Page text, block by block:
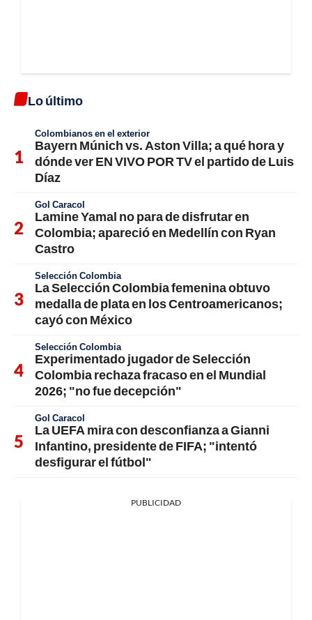
Lo último
Colombianos en el exterior
Bayern Múnich vs. Aston Villa; a qué hora y
dónde ver EN VIVO POR TV el partido de Luis
Díaz
Gol Caracol
Lamine Yamal no para de disfrutar en
Colombia; apareció en Medellín con Ryan
Castro
Selección Colombia
La Selección Colombia femenina obtuvo
medalla de plata en los Centroamericanos;
cayó con México
Selección Colombia
Experimentado jugador de Selección
Colombia rechaza fracaso en el Mundial
2026; "no fue decepción"
Gol Caracol
La UEFA mira con desconfianza a Gianni
Infantino, presidente de FIFA; "intentó
desfigurar el fútbol"
PUBLICIDAD